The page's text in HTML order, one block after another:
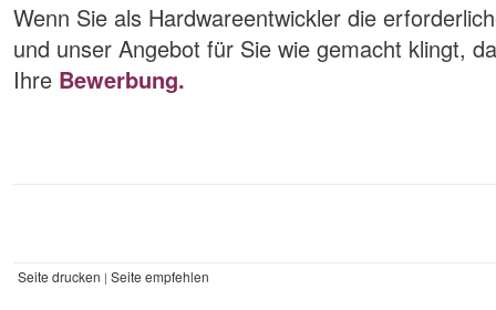
Wenn Sie als Hardwareentwickler die
und unser Angebot für Sie wie gemacht klingt,
Ihre Bewerbung.
Seite drucken | Seite empfehlen